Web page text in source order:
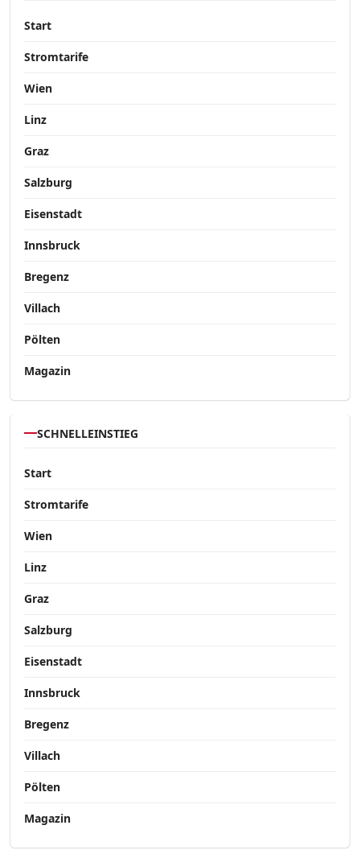
Start
Stromtarife
Wien
Linz
Graz
Salzburg
Eisenstadt
Innsbruck
Bregenz
Villach
Pölten
Magazin
SCHNELLEINSTIEG
Start
Stromtarife
Wien
Linz
Graz
Salzburg
Eisenstadt
Innsbruck
Bregenz
Villach
Pölten
Magazin